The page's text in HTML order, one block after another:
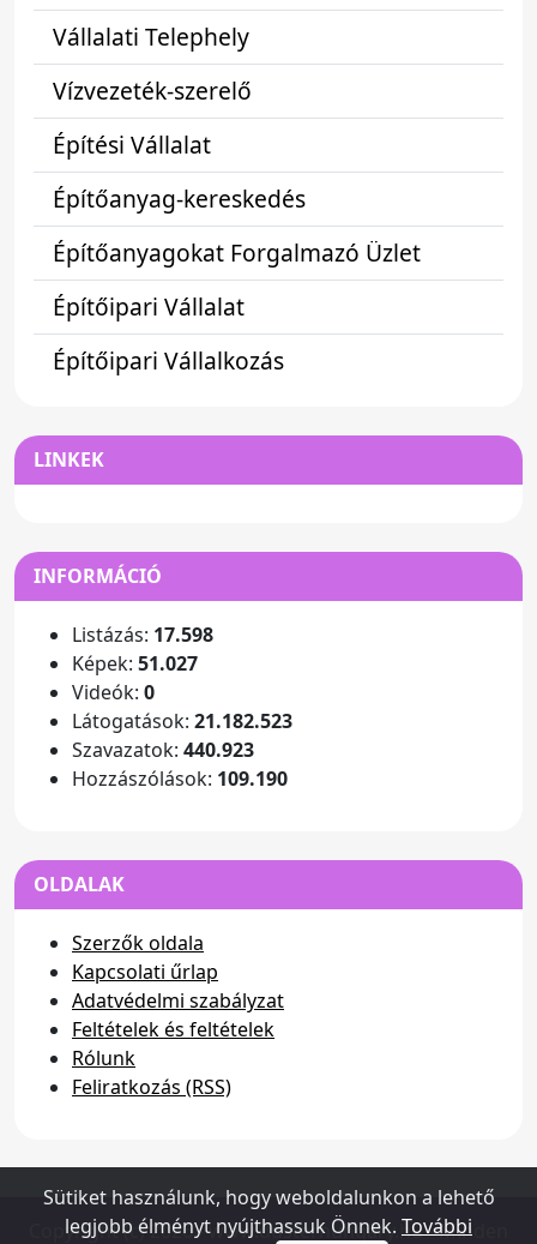
Vállalati Telephely
Vízvezeték-szerelő
Építési Vállalat
Építőanyag-kereskedés
Építőanyagokat Forgalmazó Üzlet
Építőipari Vállalat
Építőipari Vállalkozás
LINKEK
INFORMÁCIÓ
Listázás: 17.598
Képek: 51.027
Videók: 0
Látogatások: 21.182.523
Szavazatok: 440.923
Hozzászólások: 109.190
OLDALAK
Szerzők oldala
Kapcsolati űrlap
Adatvédelmi szabályzat
Feltételek és feltételek
Rólunk
Feliratkozás (RSS)
Copyright (c) 2026 - www.dusterhungary.hu - Minden
Sütiket használunk, hogy weboldalunkon a lehető
legjobb élményt nyújthassuk Önnek. További